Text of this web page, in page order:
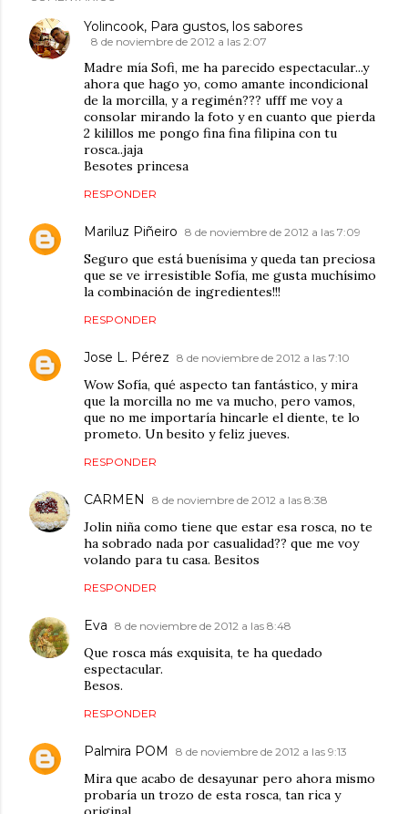
Yolincook, Para gustos, los sabores
8 de noviembre de 2012 a las 2:07
Madre mía Sofi, me ha parecido espectacular...y
ahora que hago yo, como amante incondicional
de la morcilla, y a regimén??? ufff me voy a
consolar mirando la foto y en cuanto que pierda
2 kilillos me pongo fina fina filipina con tu
rosca..jaja
Besotes princesa
RESPONDER
Mariluz Piñeiro 8 de noviembre de 2012 a las 7:09
Seguro que está buenísima y queda tan preciosa
que se ve irresistible Sofía, me gusta muchísimo
la combinación de ingredientes!!!
RESPONDER
Jose L. Pérez 8 de noviembre de 2012 a las 7:10
Wow Sofía, qué aspecto tan fantástico, y mira
que la morcilla no me va mucho, pero vamos,
que no me importaría hincarle el diente, te lo
prometo. Un besito y feliz jueves.
RESPONDER
CARMEN 8 de noviembre de 2012 a las 8:38
Jolin niña como tiene que estar esa rosca, no te
ha sobrado nada por casualidad?? que me voy
volando para tu casa. Besitos
RESPONDER
Eva 8 de noviembre de 2012 a las 8:48
Que rosca más exquisita, te ha quedado
espectacular.
Besos.
RESPONDER
Palmira POM 8 de noviembre de 2012 a las 9:13
Mira que acabo de desayunar pero ahora mismo
probaría un trozo de esta rosca, tan rica y